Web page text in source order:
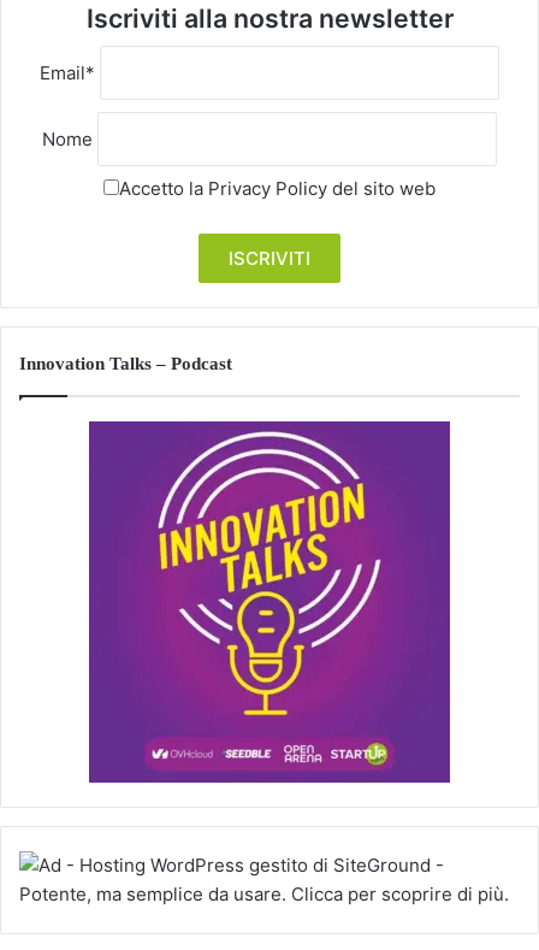
Iscriviti alla nostra newsletter
Email*
Nome
Accetto la Privacy Policy del sito web
Innovation Talks – Podcast